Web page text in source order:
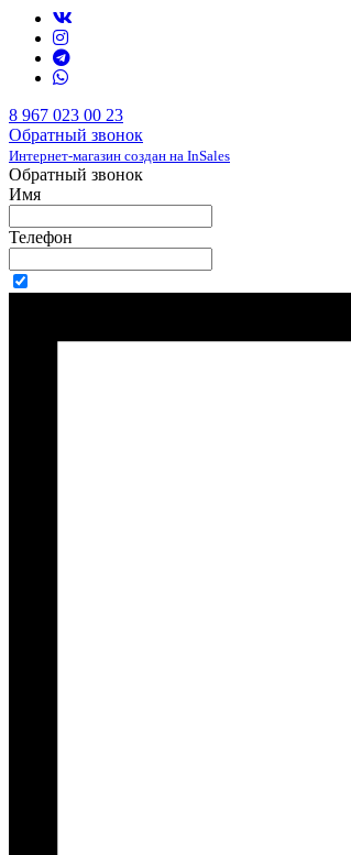
8 967 023 00 23
Обратный звонок
Интернет-магазин создан на InSales
Обратный звонок
Имя
Телефон